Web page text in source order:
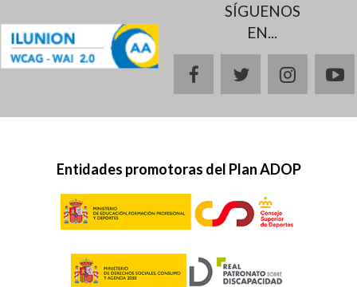
SÍGUENOS
EN...
facebooktwitter
Entidades promotoras del Plan ADOP